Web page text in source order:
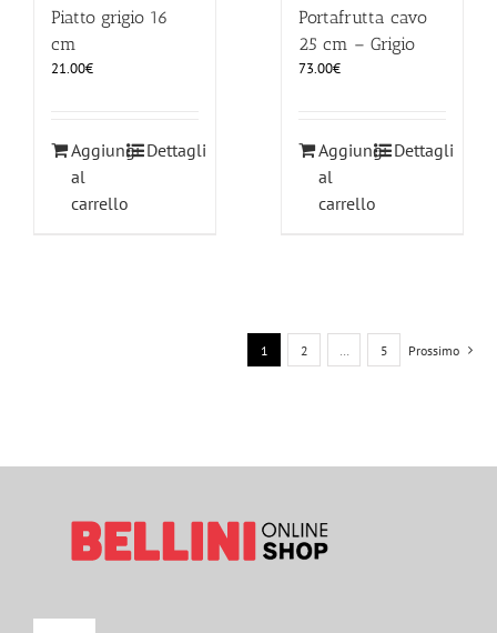
Piatto grigio 16
cm
21.00€
Aggiungi
al
carrello
Dettagli
Portafrutta cavo
25 cm – Grigio
73.00€
Aggiungi
al
carrello
Dettagli
1 2 5 Prossimo